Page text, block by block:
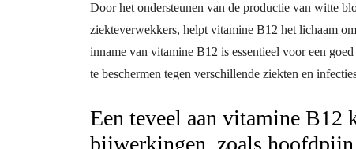
Door het ondersteunen van de productie van witte
ziekteverwekkers, helpt vitamine B12 het lichaam
inname van vitamine B12 is essentieel voor een
te beschermen tegen verschillende ziekten en
Een teveel aan vitamine B12
bijwerkingen, zoals